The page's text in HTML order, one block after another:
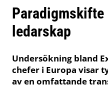
ledarskap
Undersökning bland
chefer i Europa visar
av en omfattande